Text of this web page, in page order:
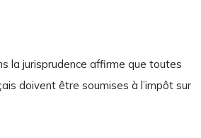
la jurisprudence affirme que toutes
doivent être soumises à l’impôt sur